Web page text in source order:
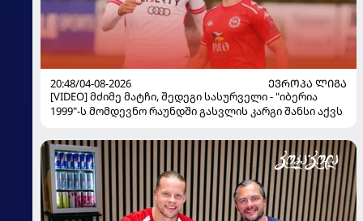
20:48/04-08-2026
ᲔᲕᲠᲝᲞᲐ ᲚᲘᲒᲐ
[VIDEO] მძიმე მატჩი, შედეგი სასურველი - "იბერია
1999"-ს მომდევნო რაუნდში გასვლის კარგი შანსი აქვს